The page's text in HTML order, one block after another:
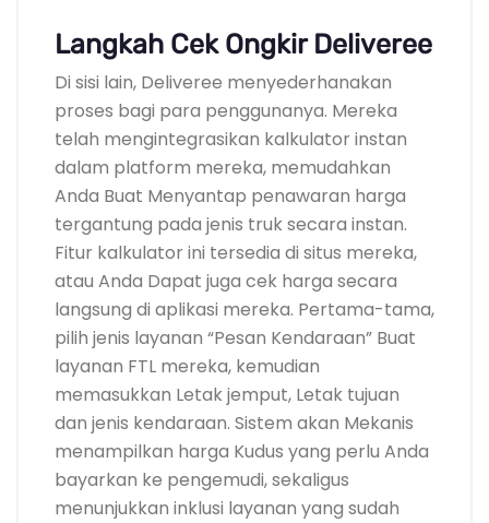
Langkah Cek Ongkir Deliveree
Di sisi lain, Deliveree menyederhanakan
proses bagi para penggunanya. Mereka
telah mengintegrasikan kalkulator instan
dalam platform mereka, memudahkan
Anda Buat Menyantap penawaran harga
tergantung pada jenis truk secara instan.
Fitur kalkulator ini tersedia di situs mereka,
atau Anda Dapat juga cek harga secara
langsung di aplikasi mereka. Pertama-tama,
pilih jenis layanan “Pesan Kendaraan” Buat
layanan FTL mereka, kemudian
memasukkan Letak jemput, Letak tujuan
dan jenis kendaraan. Sistem akan Mekanis
menampilkan harga Kudus yang perlu Anda
bayarkan ke pengemudi, sekaligus
menunjukkan inklusi layanan yang sudah